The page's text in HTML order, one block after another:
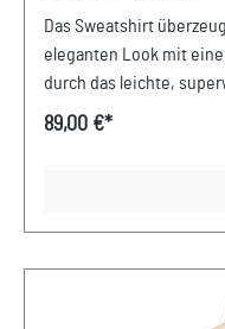
Das Sweatshirt
eleganten Look mit
durch das leichte,
Passform und gut
Weichspüler
Sportwagen GmbH
89,00 €*